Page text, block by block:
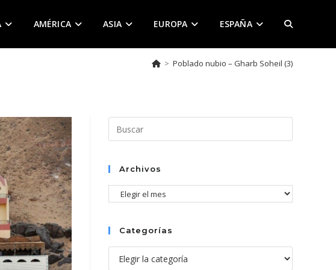
AMÉRICA ASIA EUROPA ESPAÑA ALTERNAR
DE
> Poblado nubio – Gharb Soheil (3)
Escape
el
Archivos
Archivos
Categorías
Categorías